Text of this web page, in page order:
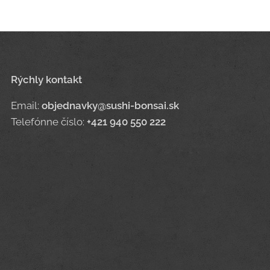
Rýchly kontakt
Email: objednavky@sushi-bonsai.sk
Telefónne číslo: +421 940 550 222